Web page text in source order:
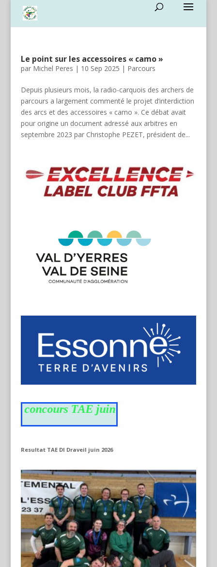
Le point sur les accessoires « camo »
par Michel Peres | 10 Sep 2025 | Parcours
Depuis plusieurs mois, la radio-carquois des archers de
parcours a largement commenté le projet d’interdiction
des arcs et des accessoires « camo ». Ce débat avait
pour origine un document adressé aux arbitres en
septembre 2023 par Christophe PEZET, président de...
concours TAE juin
Resultat TAE DI Draveil juin 2026